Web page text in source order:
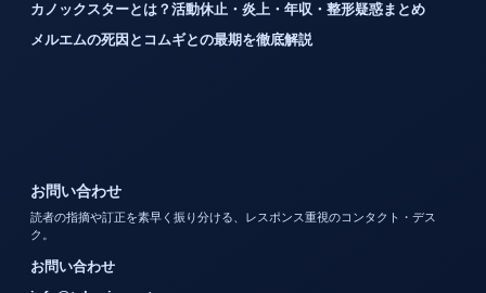
カノックスターとは？活動休止・炎上・年収・整形疑惑まとめ
メルエムの死因とコムギとの最期を徹底解説
お問い合わせ
読者の指摘や訂正を素早く振り分ける、レスポンス重視のコンタクト・デス
ク。
お問い合わせ